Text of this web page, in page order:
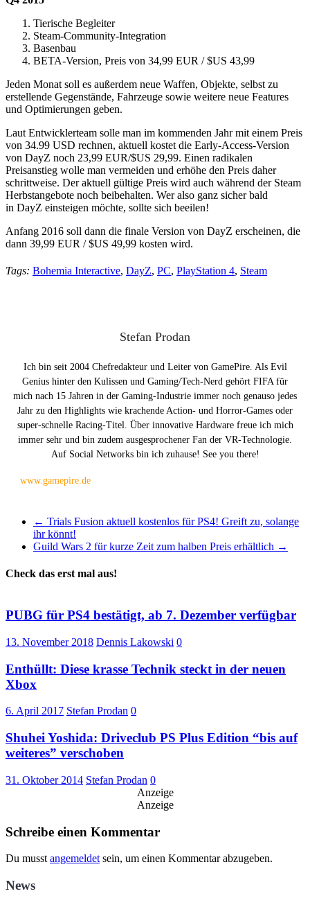
Tierische Begleiter
Steam-Community-Integration
Basenbau
BETA-Version, Preis von 34,99 EUR / $US 43,99
Jeden Monat soll es außerdem neue Waffen, Objekte, selbst zu
erstellende Gegenstände, Fahrzeuge sowie weitere neue Features
und Optimierungen geben.
Laut Entwicklerteam solle man im kommenden Jahr mit einem Preis
von 34.99 USD rechnen, aktuell kostet die Early-Access-Version
von DayZ noch 23,99 EUR/$US 29,99. Einen radikalen
Preisanstieg wolle man vermeiden und erhöhe den Preis daher
schrittweise. Der aktuell gültige Preis wird auch während der Steam
Herbstangebote noch beibehalten. Wer also ganz sicher bald
in DayZ einsteigen möchte, sollte sich beeilen!
Anfang 2016 soll dann die finale Version von DayZ erscheinen, die
dann 39,99 EUR / $US 49,99 kosten wird.
Tags: Bohemia Interactive, DayZ, PC, PlayStation 4, Steam
Stefan Prodan
Ich bin seit 2004 Chefredakteur und Leiter von GamePire. Als Evil
Genius hinter den Kulissen und Gaming/Tech-Nerd gehört FIFA für
mich nach 15 Jahren in der Gaming-Industrie immer noch genauso jedes
Jahr zu den Highlights wie krachende Action- und Horror-Games oder
super-schnelle Racing-Titel. Über innovative Hardware freue ich mich
immer sehr und bin zudem ausgesprochener Fan der VR-Technologie.
Auf Social Networks bin ich zuhause! See you there!
www.gamepire.de
← Trials Fusion aktuell kostenlos für PS4! Greift zu, solange
ihr könnt!
Guild Wars 2 für kurze Zeit zum halben Preis erhältlich →
Check das erst mal aus!
PUBG für PS4 bestätigt, ab 7. Dezember verfügbar
13. November 2018 Dennis Lakowski 0
Enthüllt: Diese krasse Technik steckt in der neuen
Xbox
6. April 2017 Stefan Prodan 0
Shuhei Yoshida: Driveclub PS Plus Edition “bis auf
weiteres” verschoben
31. Oktober 2014 Stefan Prodan 0
Anzeige
Anzeige
Schreibe einen Kommentar
Du musst angemeldet sein, um einen Kommentar abzugeben.
News